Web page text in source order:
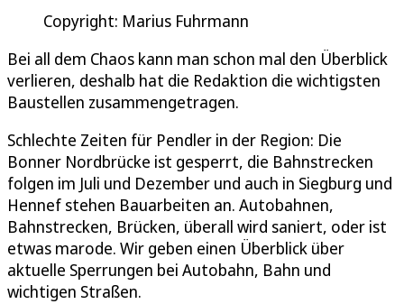
Copyright: Marius Fuhrmann
Bei all dem Chaos kann man schon mal den Überblick
verlieren, deshalb hat die Redaktion die wichtigsten
Baustellen zusammengetragen.
Schlechte Zeiten für Pendler in der Region: Die
Bonner Nordbrücke ist gesperrt, die Bahnstrecken
folgen im Juli und Dezember und auch in Siegburg und
Hennef stehen Bauarbeiten an. Autobahnen,
Bahnstrecken, Brücken, überall wird saniert, oder ist
etwas marode. Wir geben einen Überblick über
aktuelle Sperrungen bei Autobahn, Bahn und
wichtigen Straßen.